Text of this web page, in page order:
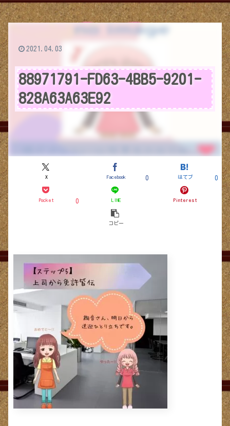
88971791-FD63-4BB5-9201-
828A63A63E92
X Facebook 0 はてブ 0
Pocket 0 LINE Pinterest
コピー
2021.04.03